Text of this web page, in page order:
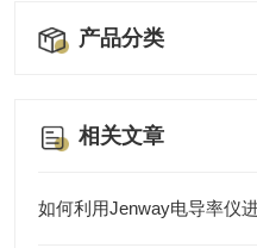
产品分类
相关文章
如何利用Jenway电导率仪